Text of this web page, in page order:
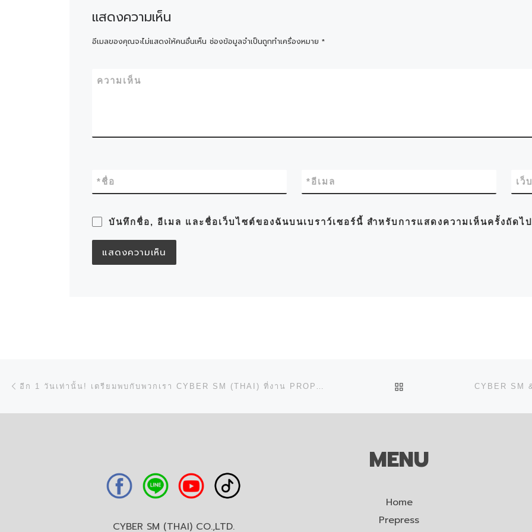
แสดงความเห็น
อีเมลของคุณจะไม่แสดงให้คนอื่นเห็น ช่องข้อมูลจำเป็นถูกทำเครื่องหมาย *
ความเห็น
ชื่อ
* อีเมล
* เว็
บันทึกชื่อ, อีเมล และชื่อเว็บไซต์ของฉันบนเบราว์เซอร์นี้ สำหรับการแสดงความเห็นครั้งถัดไป
การนำทางของเรื่อง BACK TO POST LIST
CYBER SM (THAI) CO.,LTD.
MENU
Home
Prepress